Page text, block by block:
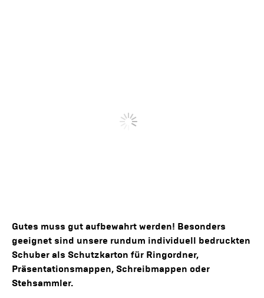
Gutes muss gut aufbewahrt werden! Besonders
geeignet sind unsere rundum individuell bedruckten
Schuber als Schutzkarton für Ringordner,
Präsentationsmappen, Schreibmappen oder
Stehsammler.